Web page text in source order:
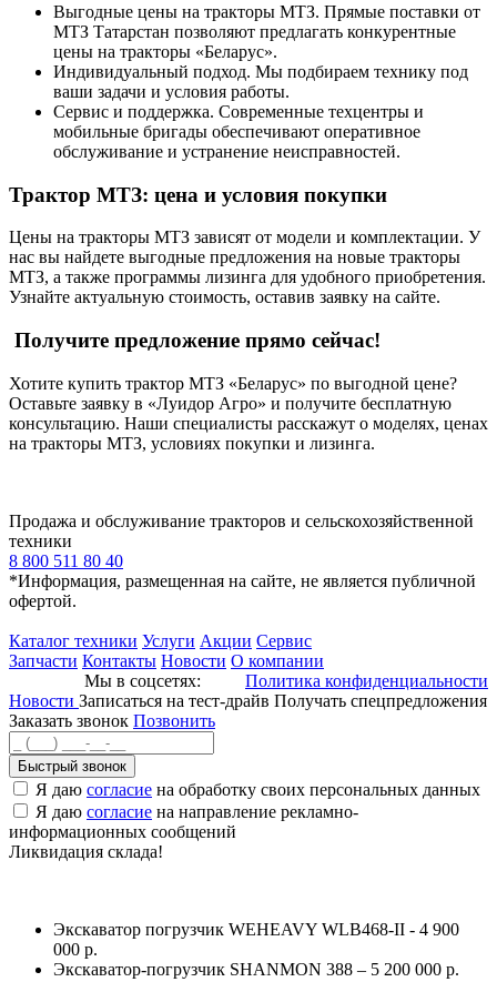
Выгодные цены на тракторы МТЗ. Прямые поставки от
МТЗ Татарстан позволяют предлагать конкурентные
цены на тракторы «Беларус».
Индивидуальный подход. Мы подбираем технику под
ваши задачи и условия работы.
Сервис и поддержка. Современные техцентры и
мобильные бригады обеспечивают оперативное
обслуживание и устранение неисправностей.
Трактор МТЗ: цена и условия покупки
Цены на тракторы МТЗ зависят от модели и комплектации. У
нас вы найдете выгодные предложения на новые тракторы
МТЗ, а также программы лизинга для удобного приобретения.
Узнайте актуальную стоимость, оставив заявку на сайте.
Получите предложение прямо сейчас!
Хотите купить трактор МТЗ «Беларус» по выгодной цене?
Оставьте заявку в «Луидор Агро» и получите бесплатную
консультацию. Наши специалисты расскажут о моделях, ценах
на тракторы МТЗ, условиях покупки и лизинга.
Продажа и обслуживание тракторов и сельскохозяйственной
техники
8 800 511 80 40
*Информация, размещенная на сайте, не является публичной
офертой.
Каталог техники Услуги Акции Сервис
Запчасти Контакты Новости О компании
Мы в соцсетях:
Политика конфиденциальности
Новости Записаться на тест-драйв Получать спецпредложения
Заказать звонок Позвонить
Быстрый звонок
Я даю согласие на обработку своих персональных данных
Я даю согласие на направление рекламно-
информационных сообщений
Ликвидация склада!
Экскаватор погрузчик WEHEAVY WLB468-II - 4 900
000 р.
Экскаватор-погрузчик SHANMON 388 – 5 200 000 р.